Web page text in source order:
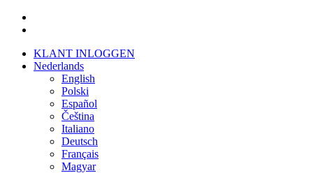
Overslaan
naar
KLANT INLOGGEN
Nederlands
English
Polski
Español
Čeština
Italiano
Deutsch
Français
Magyar